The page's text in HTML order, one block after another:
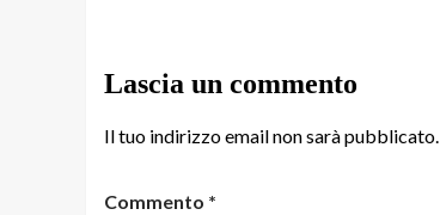
Lascia un commento
Il tuo indirizzo email non sarà pubblicato.
Commento *